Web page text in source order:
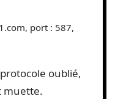
port : 587,
oublié,
muette.